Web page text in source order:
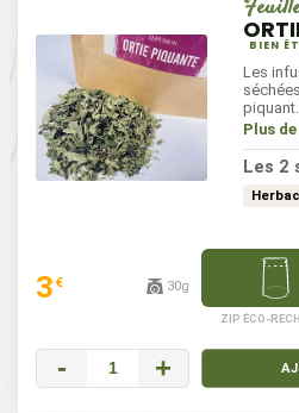
BIEN
Les
infuser
Plus
Les 2
3 € 30g
ZIP ÉCO-
- +